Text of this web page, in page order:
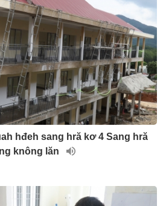
hđeh sang hră kơ 4 Sang hră
knông lăn